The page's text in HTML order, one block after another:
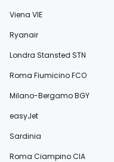
Viena VIE
Ryanair
Londra Stansted STN
Roma Fiumicino FCO
Milano-Bergamo BGY
easyJet
Sardinia
Roma Ciampino CIA